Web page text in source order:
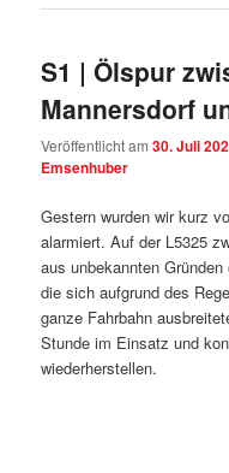
S1 | Ölspur
Mannersdorf
Veröffentlicht am30. Juli
Emsenhuber
Gestern wurden wir kurz
alarmiert. Auf der L5325
aus unbekannten
die sich aufgrund des
ganze Fahrbahn
Stunde im Einsatz und
wiederherstellen.